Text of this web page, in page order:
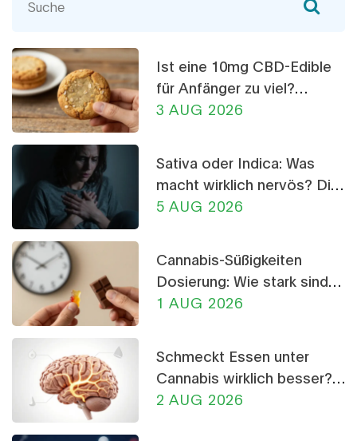
Vorteile, bis hin zu den jeweiligen
erkundet. Begleiten Sie mich auf dieser
spannenden Reise durch die Welt der
Hanfpflanze.
Ist eine 10mg CBD-Edible
für Anfänger zu viel?
Dosierungs-Ratgeber
3 AUG 2026
Sativa oder Indica: Was
macht wirklich nervös? Die
Wahrheit über CBD-
5 AUG 2026
Cannabis-Süßigkeiten
Dosierung: Wie stark sind
THC-Gummis und
1 AUG 2026
Schmeckt Essen unter
Cannabis wirklich besser?
Die Wissenschaft dahinter
2 AUG 2026